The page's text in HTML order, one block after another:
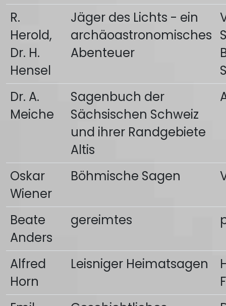
R.
Herold,
Dr. H.
Hensel
Jäger des Lichts - ein
archäoastronomisches
Abenteuer
Dr. A.
Meiche
Sagenbuch der
Sächsischen Schweiz
und ihrer Randgebiete
Altis
Oskar
Wiener
Böhmische Sagen
Beate
Anders
gereimtes
Alfred
Horn
Leisniger Heimatsagen